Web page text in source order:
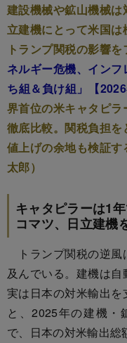
建設機械や鉱山機械
立建機にとって米国
トランプ関税の影響
ネルギー危機、イン
ち組＆負け組」【2026
界首位の米キャタピ
徹底比較。関税負担
値上げの余地も検証
太郎）
キャタピラーは1
コマツ、日立建機
トランプ関税の逆風
及んでいる。建機は自
実は日本の対米輸出
と、2025年の建機・
で、日本の対米輸出総